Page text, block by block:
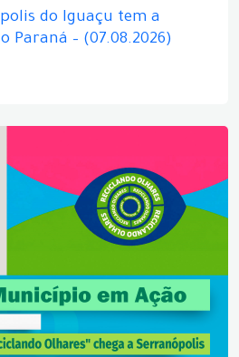
do Iguaçu tem a
Paraná – (07.08.2026)